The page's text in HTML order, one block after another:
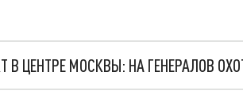
В ЦЕНТРЕ МОСКВЫ: НА ГЕНЕРАЛОВ